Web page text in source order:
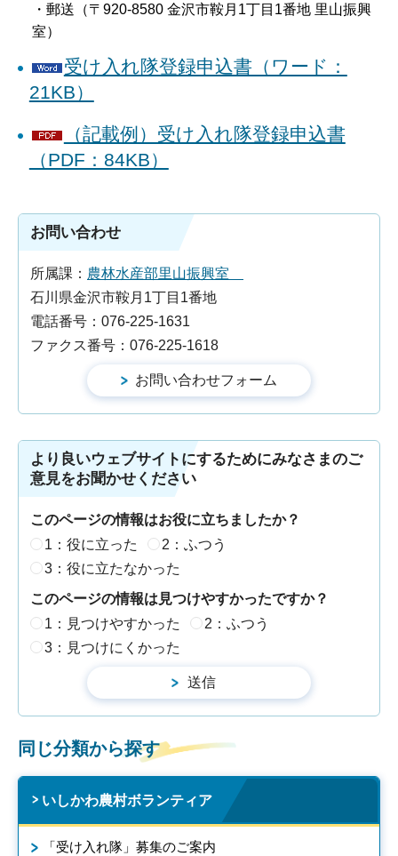
・郵送（〒920-8580 金沢市鞍月1丁目1番地 里山振興
室）
受け入れ隊登録申込書（ワード：
21KB）
（記載例）受け入れ隊登録申込書
（PDF：84KB）
お問い合わせ
所属課： 農林水産部里山振興室
石川県金沢市鞍月1丁目1番地
電話番号：076-225-1631
ファクス番号：076-225-1618
より良いウェブサイトにするためにみなさまのご
意見をお聞かせください
このページの情報はお役に立ちましたか？
1：役に立った
2：ふつう
3：役に立たなかった
このページの情報は見つけやすかったですか？
1：見つけやすかった
2：ふつう
3：見つけにくかった
同じ分類から探す
いしかわ農村ボランティア
「受け入れ隊」募集のご案内